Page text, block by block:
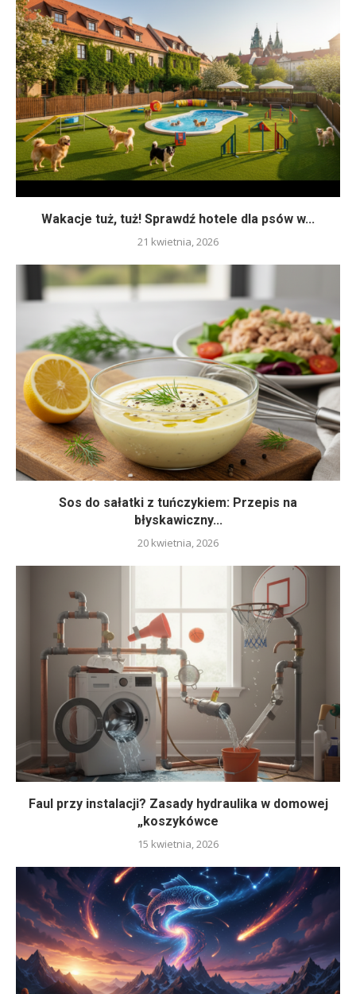
Wakacje tuż, tuż! Sprawdź hotele dla psów w...
21 kwietnia, 2026
Sos do sałatki z tuńczykiem: Przepis na
błyskawiczny...
20 kwietnia, 2026
Faul przy instalacji? Zasady hydraulika w domowej
„koszykówce
15 kwietnia, 2026